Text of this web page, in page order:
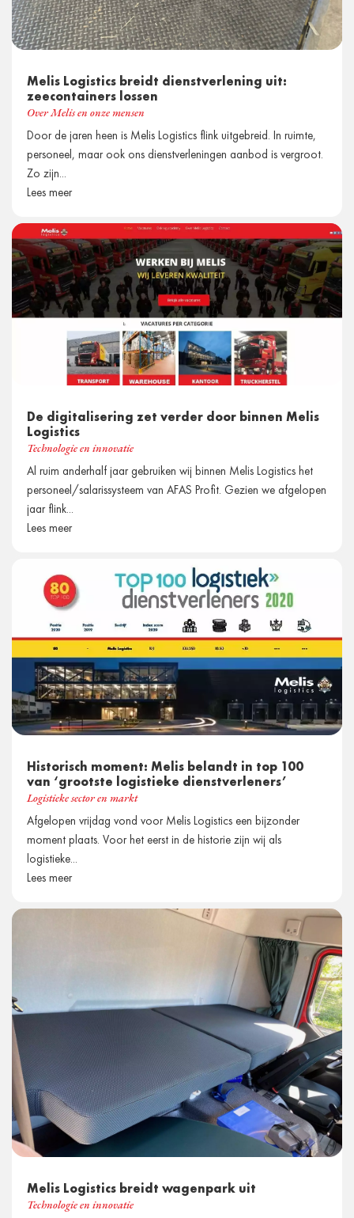
Melis Logistics breidt dienstverlening uit:
zeecontainers lossen
Over Melis en onze mensen
Door de jaren heen is Melis Logistics flink uitgebreid. In ruimte,
personeel, maar ook ons dienstverleningen aanbod is vergroot.
Zo zijn...
Lees meer
De digitalisering zet verder door binnen Melis
Logistics
Technologie en innovatie
Al ruim anderhalf jaar gebruiken wij binnen Melis Logistics het
personeel/salarissysteem van AFAS Profit. Gezien we afgelopen
jaar flink...
Lees meer
Historisch moment: Melis belandt in top 100
van ‘grootste logistieke dienstverleners’
Logistieke sector en markt
Afgelopen vrijdag vond voor Melis Logistics een bijzonder
moment plaats. Voor het eerst in de historie zijn wij als
logistieke...
Lees meer
Melis Logistics breidt wagenpark uit
Technologie en innovatie